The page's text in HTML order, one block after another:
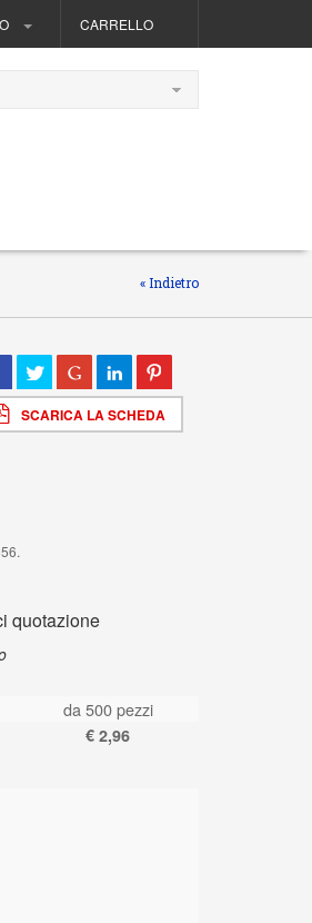
CARRELLO
« Indietro
SCARICA LA SCHEDA
quotazione
da 500 pezzi
€ 2,96